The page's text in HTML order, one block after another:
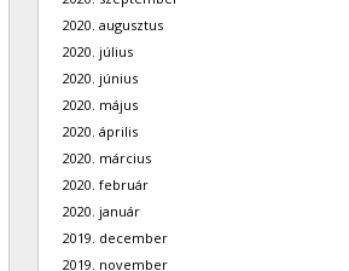
2020. augusztus
2020. július
2020. június
2020. május
2020. április
2020. március
2020. február
2020. január
2019. december
2019. november